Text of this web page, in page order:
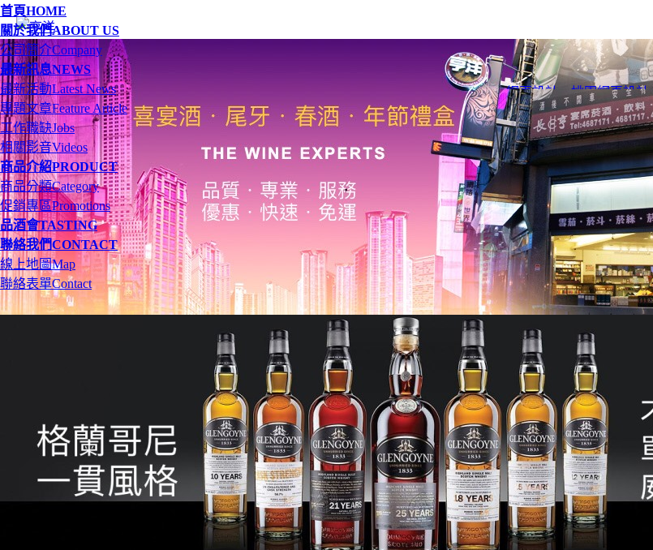
首頁HOME
關於我們ABOUT US
公司簡介Company
最新訊息NEWS
最新活動Latest News
專題文章Feature Article
工作職缺Jobs
相關影音Videos
商品介紹PRODUCT
商品分類Category
促銷專區Promotions
品酒會TASTING
聯絡我們CONTACT
線上地圖Map
聯絡表單Contact
網頁設計 桃園網頁設計